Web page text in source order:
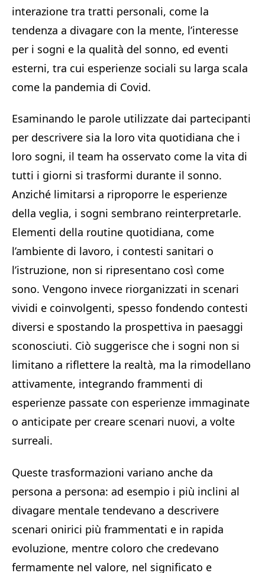
interazione tra tratti personali, come la
tendenza a divagare con la mente, l’interesse
per i sogni e la qualità del sonno, ed eventi
esterni, tra cui esperienze sociali su larga scala
come la pandemia di Covid.
Esaminando le parole utilizzate dai partecipanti
per descrivere sia la loro vita quotidiana che i
loro sogni, il team ha osservato come la vita di
tutti i giorni si trasformi durante il sonno.
Anziché limitarsi a riproporre le esperienze
della veglia, i sogni sembrano reinterpretarle.
Elementi della routine quotidiana, come
l’ambiente di lavoro, i contesti sanitari o
l’istruzione, non si ripresentano così come
sono. Vengono invece riorganizzati in scenari
vividi e coinvolgenti, spesso fondendo contesti
diversi e spostando la prospettiva in paesaggi
sconosciuti. Ciò suggerisce che i sogni non si
limitano a riflettere la realtà, ma la rimodellano
attivamente, integrando frammenti di
esperienze passate con esperienze immaginate
o anticipate per creare scenari nuovi, a volte
surreali.
Queste trasformazioni variano anche da
persona a persona: ad esempio i più inclini al
divagare mentale tendevano a descrivere
scenari onirici più frammentati e in rapida
evoluzione, mentre coloro che credevano
fermamente nel valore, nel significato e